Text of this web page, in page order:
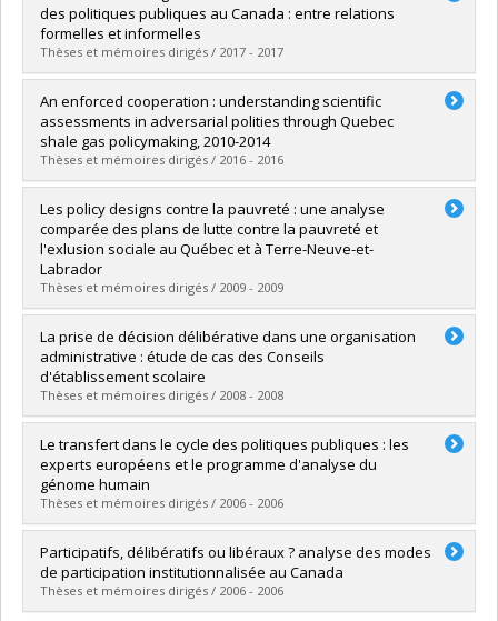
Cycle :Doctoral
Grade :Ph. D.
Lien vers le document dans Papyrus
des politiques publiques au Canada : entre relations
formelles et informelles
Thèses et mémoires dirigés / 2017 - 2017
Graduate :Gauvin, Jean-Philippe
Cycle :Doctoral
Grade :Ph. D.
Lien vers le document dans Papyrus
An enforced cooperation : understanding scientific
assessments in adversarial polities through Quebec
shale gas policymaking, 2010-2014
Thèses et mémoires dirigés / 2016 - 2016
Graduate :Harvey, Alexandre
Cycle :Master's
Grade :M. Sc.
Lien vers le document dans Papyrus
Les policy designs contre la pauvreté : une analyse
comparée des plans de lutte contre la pauvreté et
l'exlusion sociale au Québec et à Terre-Neuve-et-
Labrador
Thèses et mémoires dirigés / 2009 - 2009
Graduate :Mondou, Matthieu
Cycle :Master's
Grade :M. Sc.
Lien vers le document dans Papyrus
La prise de décision délibérative dans une organisation
administrative : étude de cas des Conseils
d'établissement scolaire
Thèses et mémoires dirigés / 2008 - 2008
Graduate :Vézina, Martin
Cycle :Master's
Grade :M. Sc.
Lien vers le document dans Papyrus
Le transfert dans le cycle des politiques publiques : les
experts européens et le programme d'analyse du
génome humain
Thèses et mémoires dirigés / 2006 - 2006
Graduate : Paré, Isabelle
Cycle :Doctoral
Grade :Ph. D.
Lien vers le document dans Papyrus
Participatifs, délibératifs ou libéraux ? analyse des modes
de participation institutionnalisée au Canada
Thèses et mémoires dirigés / 2006 - 2006